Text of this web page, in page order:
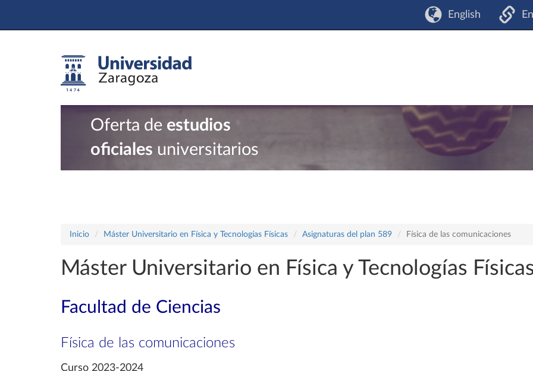
English
Oferta de estudios
oficiales universitarios
Inicio Máster Universitario en Física y Tecnologías Físicas Asignaturas del plan 589 Física de las comunicaciones
Máster Universitario en Física y Tecnologías
Facultad de Ciencias
Física de las comunicaciones
Curso 2023-2024